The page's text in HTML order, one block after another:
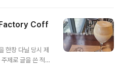
팟타이만큼이나
지 쥬스 많이 마시
는 그냥 물 마셨어
그리 차이나지 않
우 들어간 팟타이
Coff
한창 다닐 당시 제
제로 글을 쓴 적이